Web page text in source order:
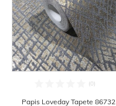
Papis Loveday Tapete 86732